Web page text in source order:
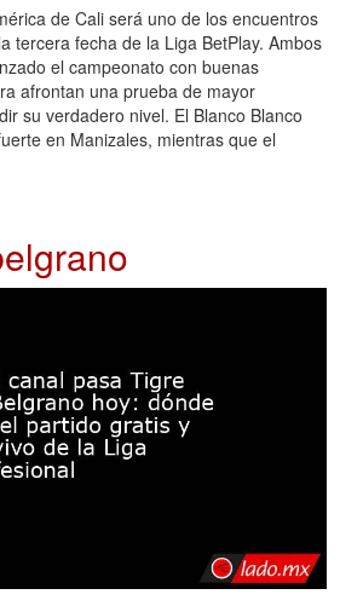
de Cali será uno de los encuentros
tercera fecha de la Liga BetPlay. Ambos
el campeonato con buenas
afrontan una prueba de mayor
su verdadero nivel. El Blanco Blanco
en Manizales, mientras que el